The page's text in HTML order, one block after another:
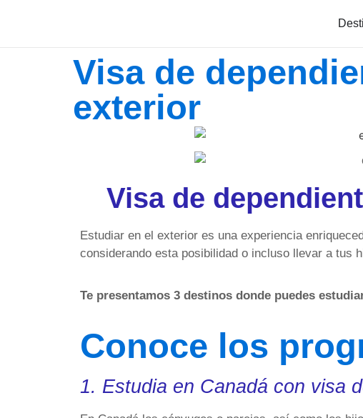
Visa de
exterior
Visa de
Estudiar en el exterior es una experiencia
considerando esta posibilidad o incluso llevar a tus
Te presentamos 3 destinos donde puedes
Conoce los
1. Estudia en Canadá con visa